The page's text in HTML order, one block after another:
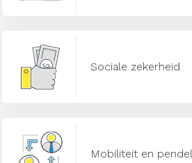
Sociale zekerheid
Mobiliteit en pendel